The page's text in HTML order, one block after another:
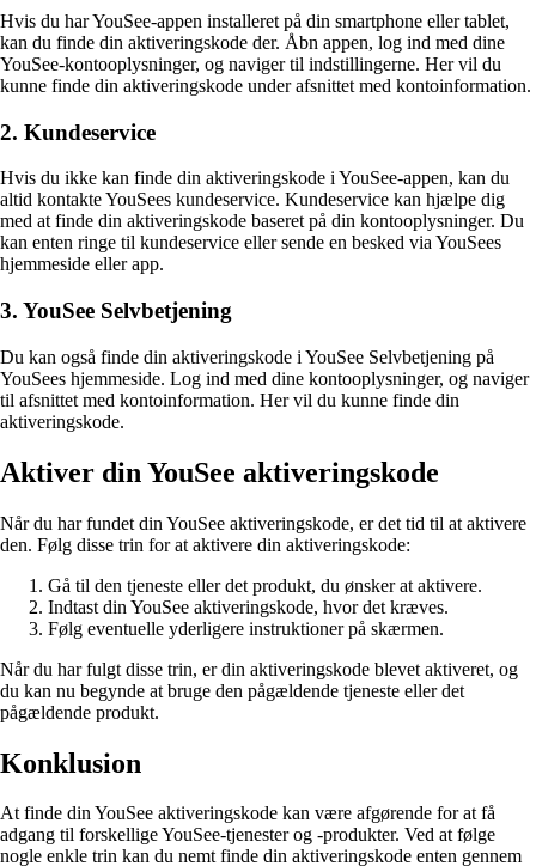
Hvis du har YouSee-appen installeret på din smartphone eller tablet,
kan du finde din aktiveringskode der. Åbn appen, log ind med dine
YouSee-kontooplysninger, og naviger til indstillingerne. Her vil du
kunne finde din aktiveringskode under afsnittet med kontoinformation.
2. Kundeservice
Hvis du ikke kan finde din aktiveringskode i YouSee-appen, kan du
altid kontakte YouSees kundeservice. Kundeservice kan hjælpe dig
med at finde din aktiveringskode baseret på din kontooplysninger. Du
kan enten ringe til kundeservice eller sende en besked via YouSees
hjemmeside eller app.
3. YouSee Selvbetjening
Du kan også finde din aktiveringskode i YouSee Selvbetjening på
YouSees hjemmeside. Log ind med dine kontooplysninger, og naviger
til afsnittet med kontoinformation. Her vil du kunne finde din
aktiveringskode.
Aktiver din YouSee aktiveringskode
Når du har fundet din YouSee aktiveringskode, er det tid til at aktivere
den. Følg disse trin for at aktivere din aktiveringskode:
Gå til den tjeneste eller det produkt, du ønsker at aktivere.
Indtast din YouSee aktiveringskode, hvor det kræves.
Følg eventuelle yderligere instruktioner på skærmen.
Når du har fulgt disse trin, er din aktiveringskode blevet aktiveret, og
du kan nu begynde at bruge den pågældende tjeneste eller det
pågældende produkt.
Konklusion
At finde din YouSee aktiveringskode kan være afgørende for at få
adgang til forskellige YouSee-tjenester og -produkter. Ved at følge
nogle enkle trin kan du nemt finde din aktiveringskode enten gennem